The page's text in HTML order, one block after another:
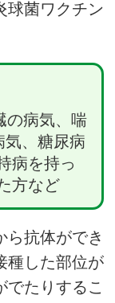
球菌ワクチン
の病気、喘
気、糖尿病
病を持っ
方など
ら抗体ができ
種した部位が
でたりするこ